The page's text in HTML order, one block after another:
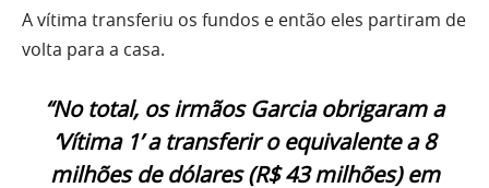
A vítima transferiu os fundos e então eles partiram de
volta para a casa.
“No total, os irmãos Garcia obrigaram a
‘Vítima 1’ a transferir o equivalente a 8
milhões de dólares (R$ 43 milhões) em